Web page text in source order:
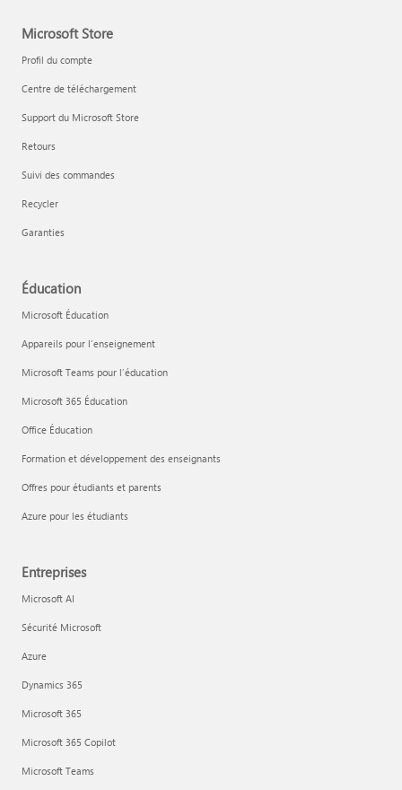
Microsoft Store
Profil du compte
Centre de téléchargement
Support du Microsoft Store
Retours
Suivi des commandes
Recycler
Garanties
Éducation
Microsoft Éducation
Appareils pour l’enseignement
Microsoft Teams pour l’éducation
Microsoft 365 Éducation
Office Éducation
Formation et développement des enseignants
Offres pour étudiants et parents
Azure pour les étudiants
Entreprises
Microsoft AI
Sécurité Microsoft
Azure
Dynamics 365
Microsoft 365
Microsoft 365 Copilot
Microsoft Teams